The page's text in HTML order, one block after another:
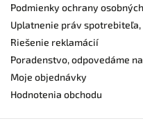
Podmienky ochrany
Uplatnenie práv
Riešenie reklamácií
Poradenstvo, odpovedáme
Moje objednávky
Hodnotenia obchodu